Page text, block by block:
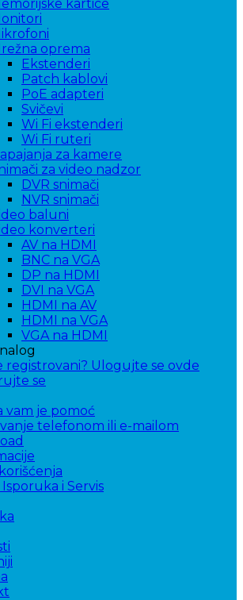
kartice
oprema
Ekstenderi
Patch kablovi
PoE adapteri
Svičevi
Wi Fi ekstenderi
Wi Fi ruteri
za kamere
za video nadzor
DVR snimači
NVR snimači
baluni
konverteri
AV na HDMI
BNC na VGA
DP na HDMI
DVI na VGA
HDMI na AV
HDMI na VGA
VGA na HDMI
registrovani? Ulogujte se ovde
se
vam je pomoć
telefonom ili e-mailom
i Servis